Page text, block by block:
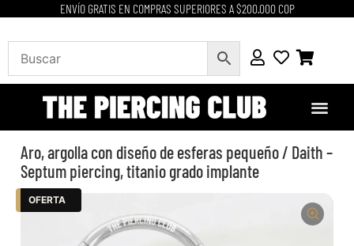
ENVÍO GRATIS EN COMPRAS SUPERIORES A $200.000 COP
Aro, argolla con diseño de esferas pequeño / Daith –
Septum piercing, titanio grado implante
OFERTA